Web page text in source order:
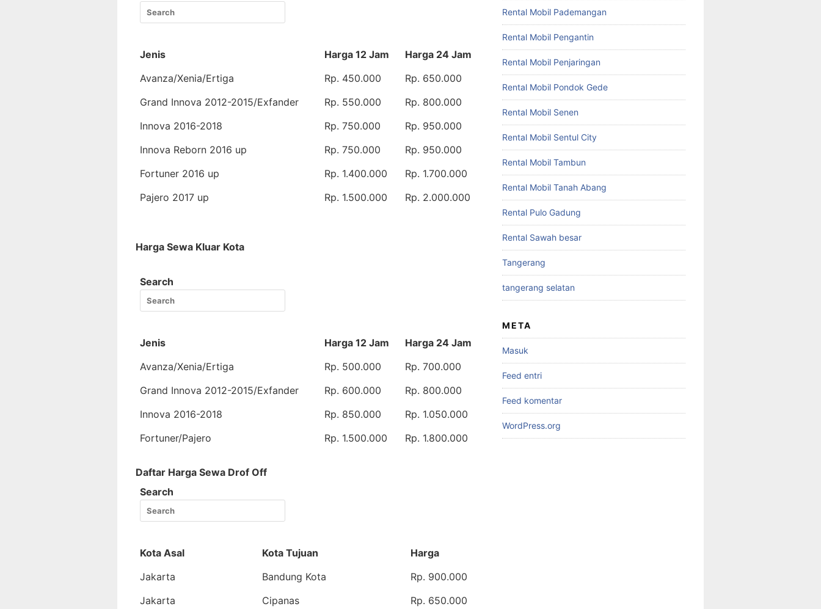
Jenis Harga 12 Jam
Harga 24 Jam
Avanza/Xenia/Ertiga
Rp. 450.000
Rp. 650.000
Grand Innova 2012-2015/Exfander
Rp. 550.000
Rp. 800.000
Innova 2016-2018
Rp. 750.000
Rp. 950.000
Innova Reborn 2016 up
Rp. 750.000
Rp. 950.000
Fortuner 2016 up
Rp. 1.400.000
Rp. 1.700.000
Pajero 2017 up
Rp. 1.500.000 Rp. 2.000.000
Harga Sewa Kluar Kota
Search
Jenis Harga 12 Jam
Harga 24 Jam
Avanza/Xenia/Ertiga
Rp. 500.000
Rp. 700.000
Grand Innova 2012-2015/Exfander
Rp. 600.000
Rp. 800.000
Innova 2016-2018
Rp. 850.000
Rp. 1.050.000
Fortuner/Pajero
Rp. 1.500.000 Rp. 1.800.000
Daftar Harga Sewa Drof Off
Search
Kota Asal Kota Tujuan
Harga
Jakarta
Bandung Kota
Rp. 900.000
Jakarta
Cipanas Rp. 650.000
Rental Mobil Pademangan
Rental Mobil Pengantin
Rental Mobil Penjaringan
Rental Mobil Pondok Gede
Rental Mobil Senen
Rental Mobil Sentul City
Rental Mobil Tambun
Rental Mobil Tanah Abang
Rental Pulo Gadung
Rental Sawah besar
Tangerang
tangerang selatan
META
Masuk
Feed entri
Feed komentar
WordPress.org